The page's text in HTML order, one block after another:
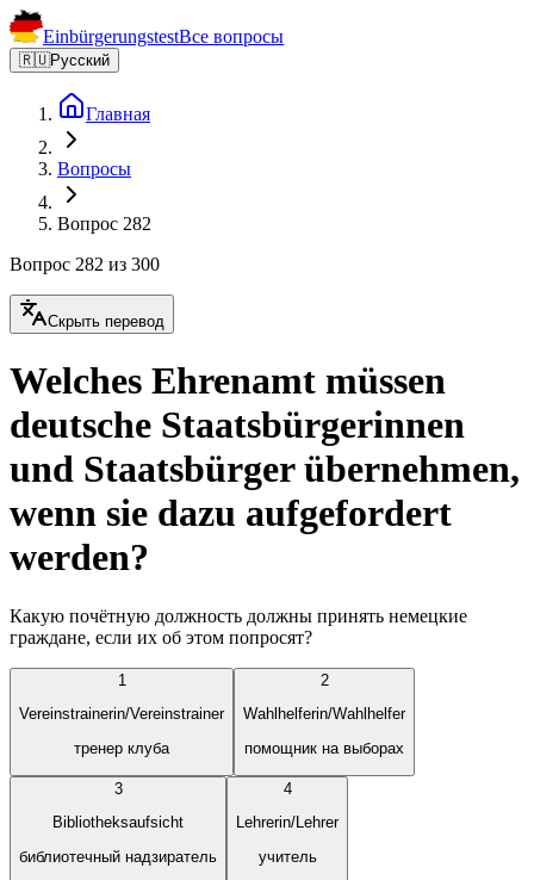
EinbürgerungstestВсе вопросы
🇷🇺Русский
Главная
Вопросы
Вопрос 282
Вопрос 282 из 300
Скрыть перевод
Welches Ehrenamt müssen
deutsche Staatsbürgerinnen
und Staatsbürger übernehmen,
wenn sie dazu aufgefordert
werden?
Какую почётную должность должны принять немецкие
граждане, если их об этом попросят?
1
Vereinstrainerin/Vereinstrainer
тренер клуба
2
Wahlhelferin/Wahlhelfer
помощник на выборах
3
Bibliotheksaufsicht
библиотечный надзиратель
4
Lehrerin/Lehrer
учитель